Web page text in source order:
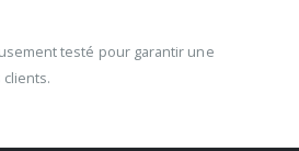
testé pour garantir une